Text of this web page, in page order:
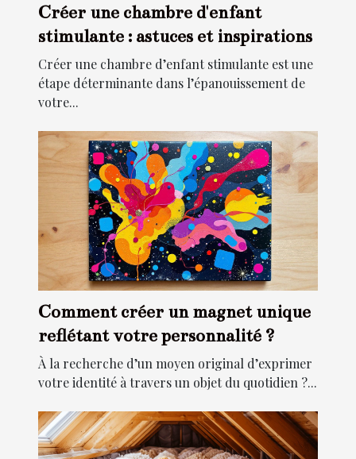
Créer une chambre d'enfant
stimulante : astuces et inspirations
Créer une chambre d’enfant stimulante est une
étape déterminante dans l’épanouissement de
votre...
Comment créer un magnet unique
reflétant votre personnalité ?
À la recherche d’un moyen original d’exprimer
votre identité à travers un objet du quotidien ?...